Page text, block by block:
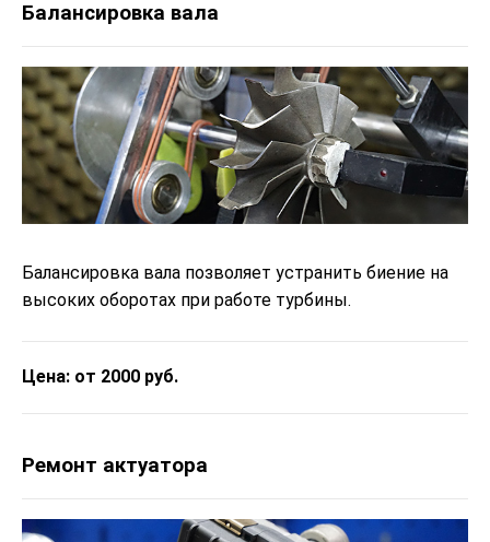
Балансировка вала
Балансировка вала позволяет устранить биение на
высоких оборотах при работе турбины.
Цена: от 2000 руб.
Ремонт актуатора